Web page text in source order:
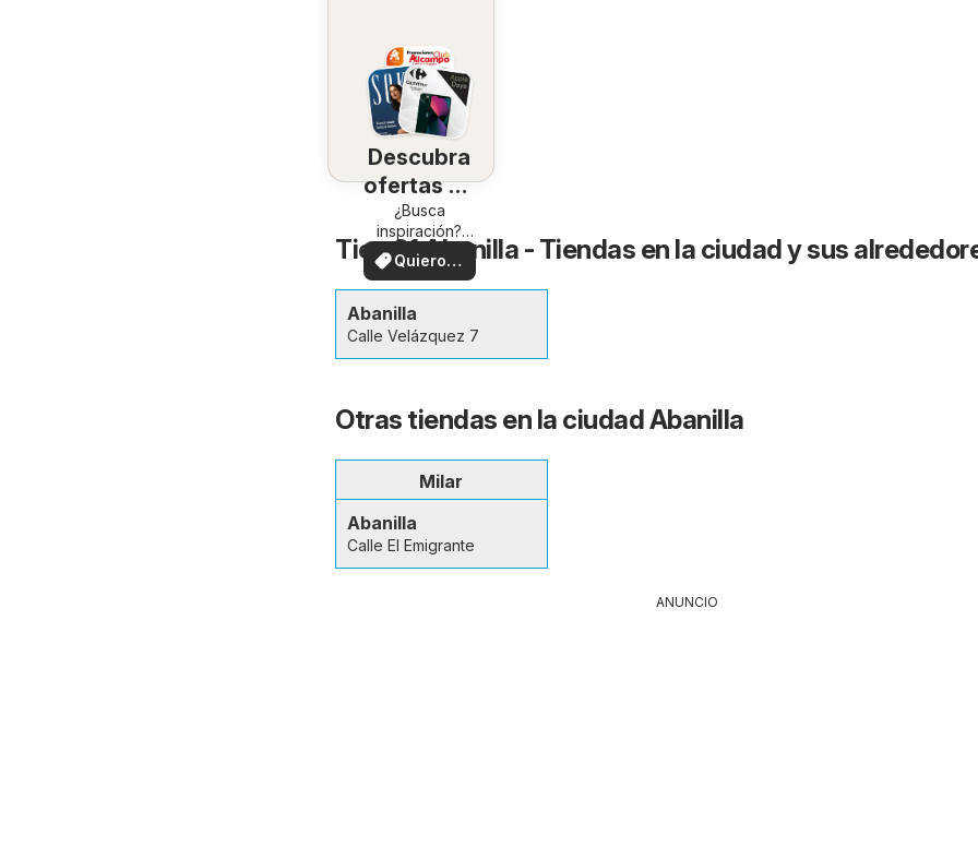
Descubra
ofertas en
su zona
¿Busca
inspiración?
¡Vea las ofertas
en su zona!
Quiero
ver
Tien 21 Abanilla - Tiendas en la ciudad y sus
Abanilla
Calle Velázquez 7
Otras tiendas en la ciudad Abanilla
Milar
Abanilla
Calle El Emigrante
ANUNCIO